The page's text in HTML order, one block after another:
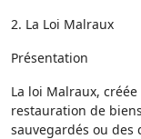
2. La Loi Malraux
Présentation
La loi Malraux,
restauration de
sauvegardés ou des